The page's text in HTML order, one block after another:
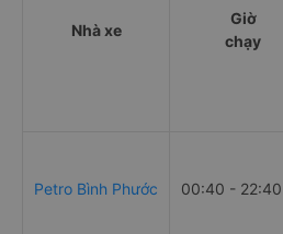
Nhà xe
Giờ
chạy
Petro Bình Phước 00:40 - 22:40